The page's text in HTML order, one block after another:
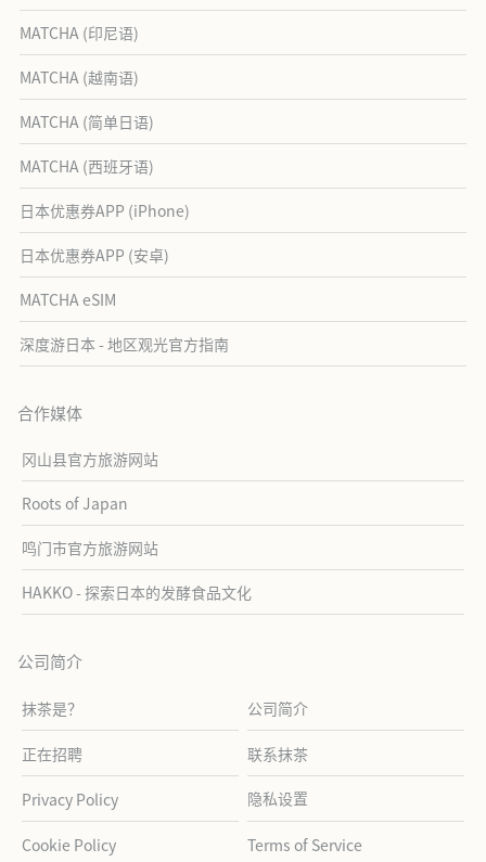
MATCHA (印尼语)
MATCHA (越南语)
MATCHA (简单日语)
MATCHA (西班牙语)
日本优惠券APP (iPhone)
日本优惠券APP (安卓)
MATCHA eSIM
深度游日本 - 地区观光官方指南
合作媒体
冈山县官方旅游网站
Roots of Japan
鸣门市官方旅游网站
HAKKO - 探索日本的发酵食品文化
公司简介
抹茶是？ 公司简介
正在招聘 联系抹茶
Privacy Policy 隐私设置
Cookie Policy Terms of Service